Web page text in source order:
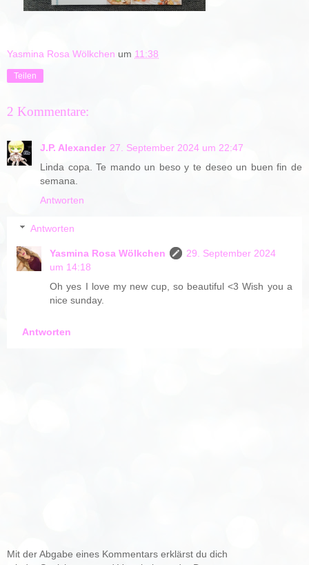
Yasmina Rosa Wölkchen um 11:38
Teilen
2 Kommentare:
J.P. Alexander 27. September 2024 um 22:47
Linda copa. Te mando un beso y te deseo un buen fin de
semana.
Antworten
Antworten
Yasmina Rosa Wölkchen
29. September 2024
um 14:18
Oh yes I love my new cup, so beautiful <3 Wish you a
nice sunday.
Antworten
Mit der Abgabe eines Kommentars erklärst du dich